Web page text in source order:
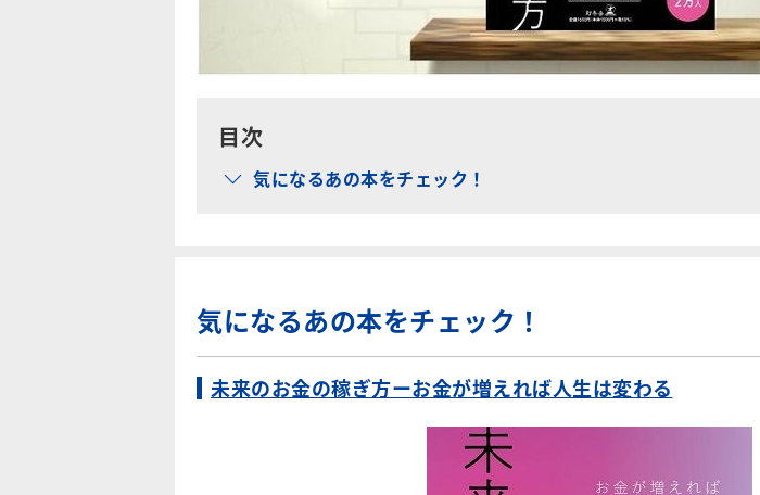
目次
気になるあの本をチェック！
気になるあの本をチェック！
未来のお金の稼ぎ方ーお金が増えれば人生は変わる